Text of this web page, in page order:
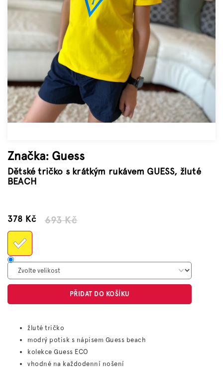
Značky
(CZK)
Přihlášení
Značka: Guess
Dětské tričko s krátkým rukávem GUESS, žluté
BEACH
693 Kč
378 KčMěrná
PŘIDAT DO KOŠÍKU
žluté tričko
modrý potisk s nápisem Guess beach
kolekce Guess ECO
vhodné na každodenní nošení